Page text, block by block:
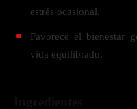
estrés ocasional.
Favorece el bienestar
vida equilibrado.